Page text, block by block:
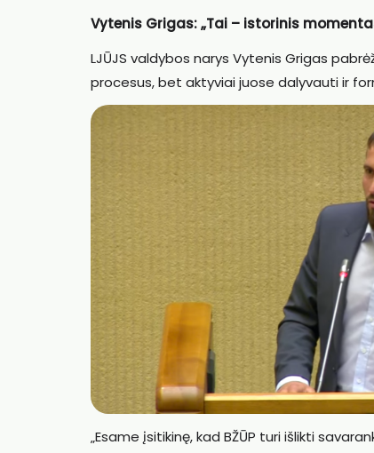
Vytenis Grigas: „Tai – istorinis
LJŪJS valdybos narys Vytenis Grigas
procesus, bet aktyviai juose dalyvauti ir
„Esame įsitikinę, kad BŽŪP turi išlikti